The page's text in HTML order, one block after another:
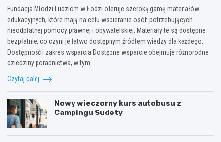
Fundacja Młodzi Ludziom w Łodzi oferuje szeroką gamę materiałów
edukacyjnych, które mają na celu wspieranie osób potrzebujących
nieodpłatnej pomocy prawnej i obywatelskiej. Materiały te są dostępne
bezpłatnie, co czyni je łatwo dostępnym źródłem wiedzy dla każdego.
Dostępność i zakres wsparcia Dostępne wsparcie obejmuje różnorodne
dziedziny poradnictwa, w tym…
Czytaj dalej
Nowy wieczorny kurs autobusu z
Campingu Sudety